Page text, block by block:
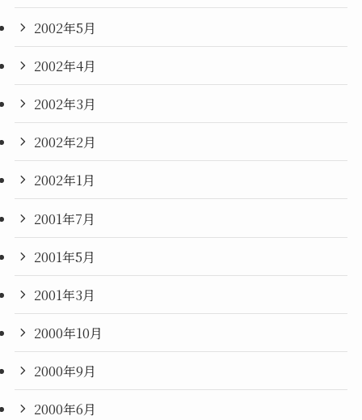
2002年5月
2002年4月
2002年3月
2002年2月
2002年1月
2001年7月
2001年5月
2001年3月
2000年10月
2000年9月
2000年6月